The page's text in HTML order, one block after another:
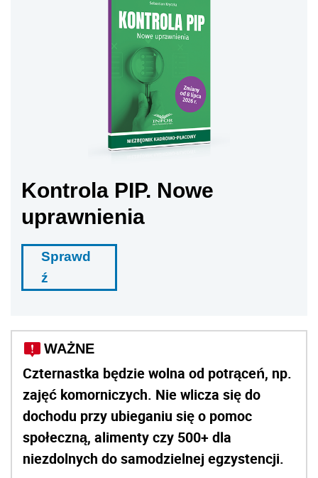
Kontrola PIP. Nowe
uprawnienia
Sprawd
ź
WAŻNE
Czternastka będzie wolna od potrąceń, np.
zajęć komorniczych. Nie wlicza się do
dochodu przy ubieganiu się o pomoc
społeczną, alimenty czy 500+ dla
niezdolnych do samodzielnej egzystencji.